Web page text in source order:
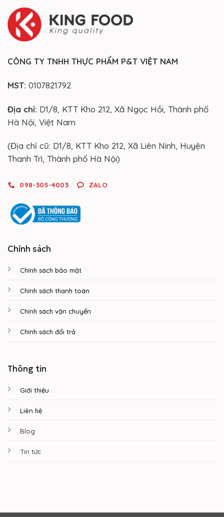
CÔNG TY TNHH THỰC PHẨM P&T VIỆT NAM
MST: 0107821792
Địa chỉ: D1/8, KTT Kho 212, Xã Ngọc Hồi, Thành phố
Hà Nội, Việt Nam
(Địa chỉ cũ: D1/8, KTT Kho 212, Xã Liên Ninh, Huyện
Thanh Trì, Thành phố Hà Nội)
098-305-4003 ZALO
Chính sách
Chính sách bảo mật
Chính sách thanh toán
Chính sách vận chuyển
Chính sách đổi trả
Thông tin
Giới thiệu
Liên hệ
Blog
Tin tức